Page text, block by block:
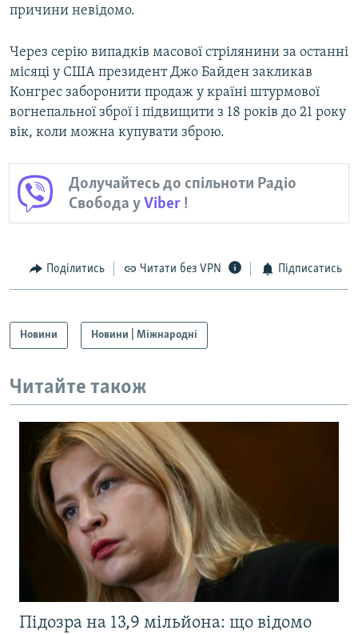
причини невідомо.
Через серію випадків масової стрілянини за останні
місяці у США президент Джо Байден закликав
Конгрес заборонити продаж у країні штурмової
вогнепальної зброї і підвищити з 18 років до 21 року
вік, коли можна купувати зброю.
Долучайтесь до спільноти Радіо
Свобода уViber !
Поділитись Читати без VPN Підписатись
Новини Новини | Міжнародні
Читайте також
Підозра на 13,9 мільйона: що відомо